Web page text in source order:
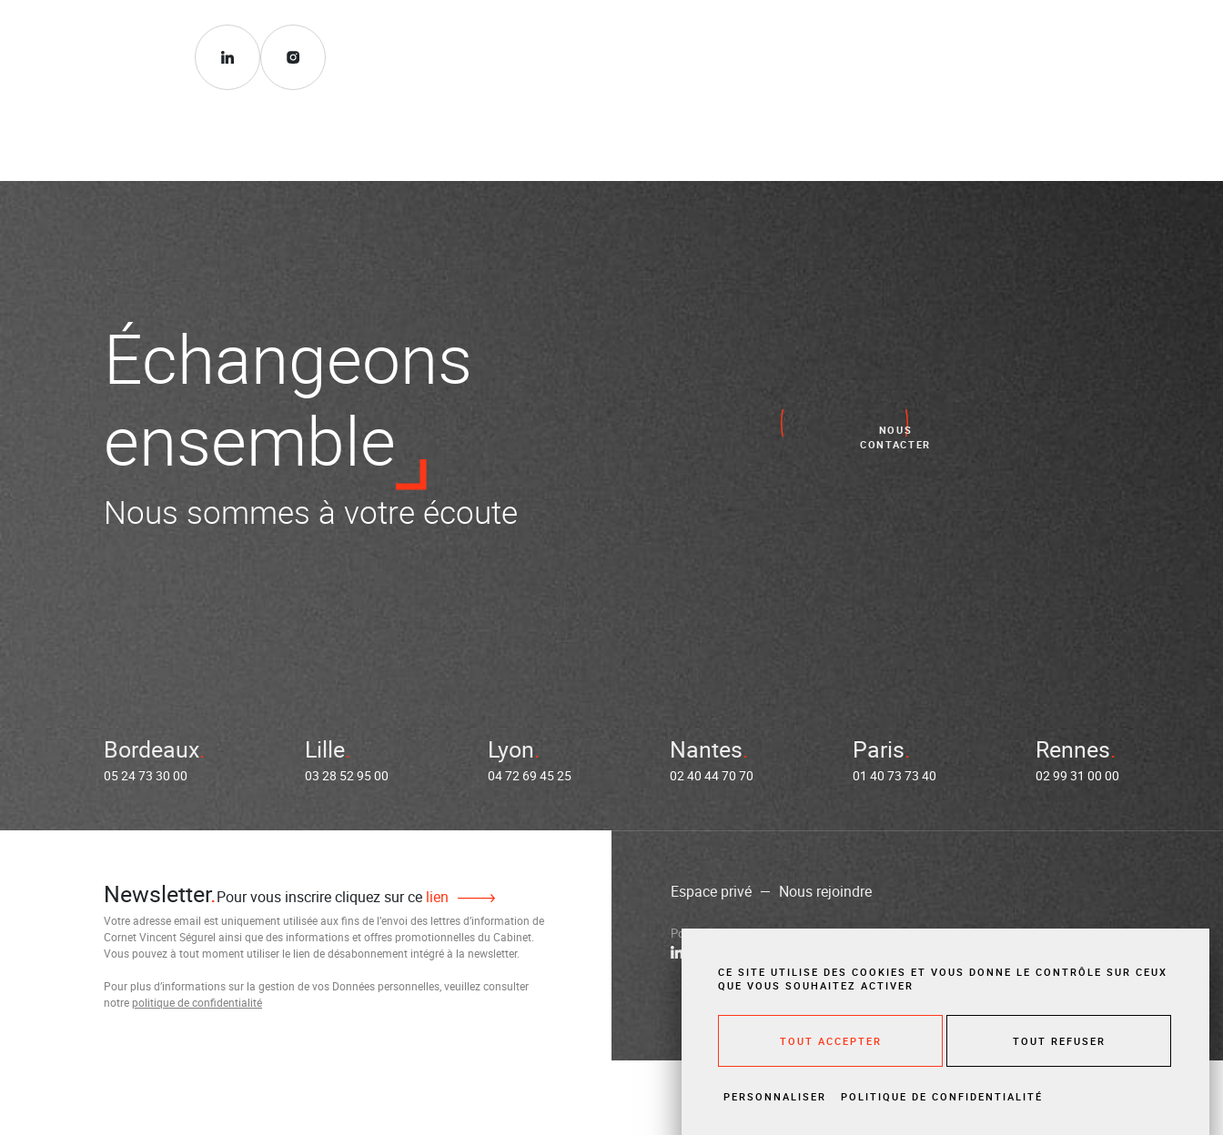
Échangeons
ensemble
Nous sommes à votre écoute
NOUS
CONTACTER
Bordeaux
05 24 73 30 00
Lille
03 28 52 95 00
Lyon
04 72 69 45 25
Nantes
02 40 44 70 70
Paris
01 40 73 73 40
Rennes
02 99 31 00 00
Newsletter Pour vous inscrire cliquez sur ce lien
Votre adresse email est uniquement utilisée aux fins de l’envoi des lettres d’information de
Cornet Vincent Ségurel ainsi que des informations et offres promotionnelles du Cabinet.
Vous pouvez à tout moment utiliser le lien de désabonnement intégré à la newsletter.
Pour plus d’informations sur la gestion de vos Données personnelles, veuillez consulter
notre politique de confidentialité
Espace privé Nous rejoindre
Politique de confidentialitéMentions légalesCookiesSite réalisé par Vigicorp
CE SITE UTILISE DES COOKIES ET VOUS DONNE LE CONTRÔLE SUR CEUX
QUE VOUS SOUHAITEZ ACTIVER
TOUT ACCEPTER TOUT REFUSER
PERSONNALISER POLITIQUE DE CONFIDENTIALITÉ